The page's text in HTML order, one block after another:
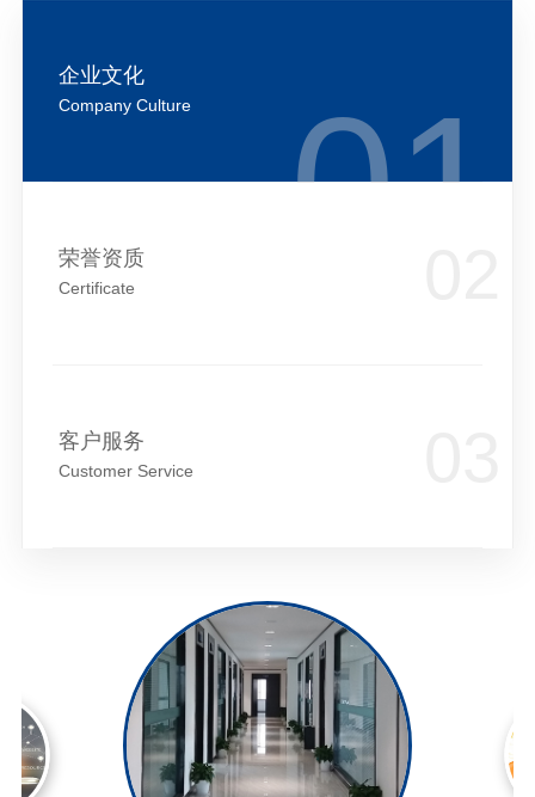
企业文化
Company Culture
荣誉资质
Certificate
客户服务
Customer Service